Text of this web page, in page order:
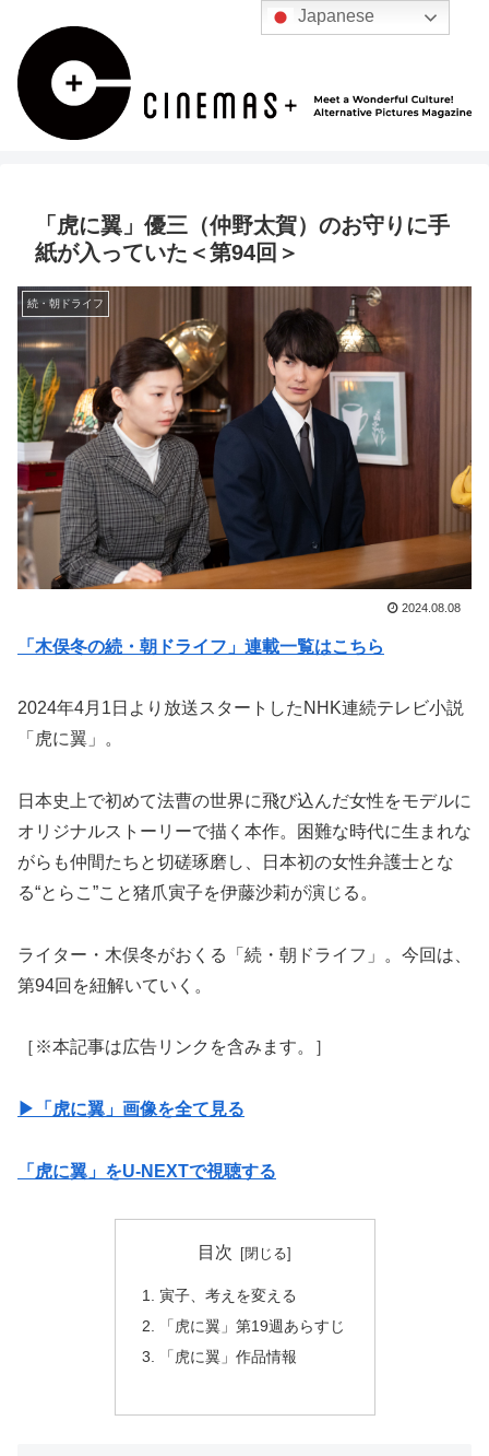
「虎に翼」優三（仲野太賀）のお守りに手
紙が入っていた＜第94回＞
続・朝ドライフ
2024.08.08
「木俣冬の続・朝ドライフ」連載一覧はこちら
2024年4月1日より放送スタートしたNHK連続テレビ小説
「虎に翼」。
日本史上で初めて法曹の世界に飛び込んだ女性をモデルに
オリジナルストーリーで描く本作。困難な時代に生まれな
がらも仲間たちと切磋琢磨し、日本初の女性弁護士とな
る“とらこ”こと猪爪寅子を伊藤沙莉が演じる。
ライター・木俣冬がおくる「続・朝ドライフ」。今回は、
第94回を紐解いていく。
［※本記事は広告リンクを含みます。］
▶︎「虎に翼」画像を全て見る
「虎に翼」をU-NEXTで視聴する
目次
寅子、考えを変える
「虎に翼」第19週あらすじ
「虎に翼」作品情報
Japanese